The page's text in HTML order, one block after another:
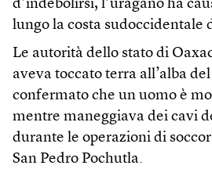
d’indebolirsi, l’uragano ha
lungo la costa sudoccidentale
Le autorità dello stato di
aveva toccato terra all’alba
confermato che un uomo è
mentre maneggiava dei cavi
durante le operazioni di
San Pedro Pochutla.